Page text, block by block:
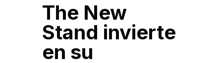
The New
Stand invierte
en su